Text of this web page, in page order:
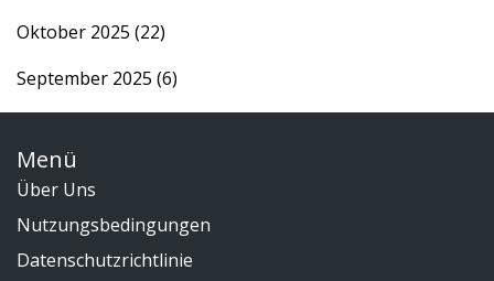
Oktober 2025 (22)
September 2025 (6)
Menü
Über Uns
Nutzungsbedingungen
Datenschutzrichtlinie